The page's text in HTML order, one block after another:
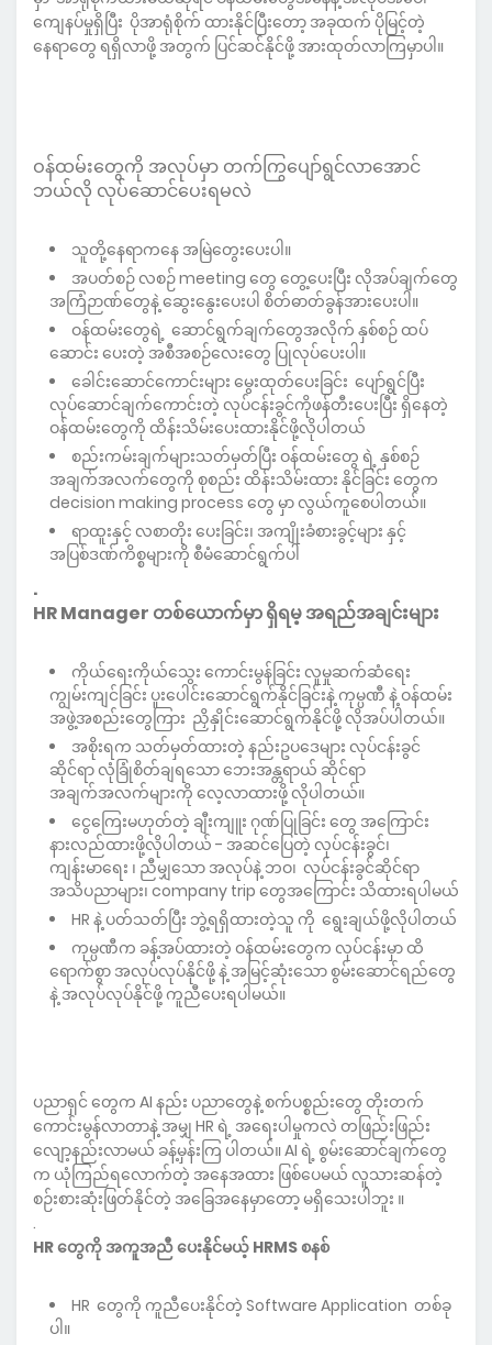
ကျေနပ်မှုရှိပြီး ပိုအာရုံစိုက် ထားနိုင်ပြီးတော့ အခုထက် ပိုမြင့်တဲ့
နေရာတွေ ရရှိလာဖို့ အတွက် ပြင်ဆင်နိုင်ဖို့ အားထုတ်လာကြမှာပါ။
ဝန်ထမ်းတွေကို အလုပ်မှာ တက်ကြွပျော်ရွင်လာအောင်
ဘယ်လို လုပ်ဆောင်ပေးရမလဲ
သူတို့နေရာကနေ အမြဲတွေးပေးပါ။
အပတ်စဉ် လစဉ် meeting တွေ တွေ့ပေးပြီး လိုအပ်ချက်တွေ
အကြံဉာဏ်တွေနဲ့ ဆွေးနွေးပေးပါ စိတ်ဓာတ်ခွန်အားပေးပါ။
ဝန်ထမ်းတွေရဲ့ ဆောင်ရွက်ချက်တွေအလိုက် နှစ်စဉ် ထပ်
ဆောင်း ပေးတဲ့ အစီအစဉ်လေးတွေ ပြုလုပ်ပေးပါ။
ခေါင်းဆောင်ကောင်းများ မွေးထုတ်ပေးခြင်း ပျော်ရွင်ပြီး
လုပ်ဆောင်ချက်ကောင်းတဲ့ လုပ်ငန်းခွင်ကိုဖန်တီးပေးပြီး ရှိနေတဲ့
ဝန်ထမ်းတွေကို ထိန်းသိမ်းပေးထားနိုင်ဖို့လိုပါတယ်
စည်းကမ်းချက်များသတ်မှတ်ပြီး ဝန်ထမ်းတွေ ရဲ့ နှစ်စဉ်
အချက်အလက်တွေကို စုစည်း ထိန်းသိမ်းထား နိုင်ခြင်း တွေက
decision making process တွေ မှာ လွယ်ကူစေပါတယ်။
ရာထူးနှင့် လစာတိုး ပေးခြင်း၊ အကျိုးခံစားခွင့်များ နှင့်
အပြစ်ဒဏ်ကိစ္စများကို စီမံဆောင်ရွက်ပါ
.
HR Manager တစ်ယောက်မှာ ရှိရမ့ အရည်အချင်းများ
ကိုယ်ရေးကိုယ်သွေး ကောင်းမွန်ခြင်း လူမှုဆက်ဆံရေး
ကျွမ်းကျင်ခြင်း ပူးပေါင်းဆောင်ရွက်နိုင်ခြင်းနဲ့ ကုမ္ပဏီ နဲ့ ဝန်ထမ်း
အဖွဲ့အစည်းတွေကြား ညှိနှိုင်းဆောင်ရွက်နိုင်ဖို့ လိုအပ်ပါတယ်။
အစိုးရက သတ်မှတ်ထားတဲ့ နည်းဥပ‌ဒေများ လုပ်ငန်းခွင်
ဆိုင်ရာ လုံခြုံစိတ်ချရသော ဘေးအန္တရာယ် ဆိုင်ရာ
အချက်အလက်များကို လေ့လာထားဖို့ လိုပါတယ်။
ငွေကြေးမဟုတ်တဲ့ ချီးကျူး ဂုဏ်ပြုခြင်း တွေ အကြောင်း
နားလည်ထားဖို့လိုပါတယ် - အဆင်ပြေတဲ့ လုပ်ငန်းခွင်၊
ကျန်းမာရေး ၊ ညီမျှသော အလုပ်နဲ့ ဘဝ၊ လုပ်ငန်းခွင်ဆိုင်ရာ
အသိပညာများ၊ company trip တွေအကြောင်း သိထားရပါမယ်
HR နဲ့ ပတ်သတ်ပြီး ဘွဲ့ရရှိထားတဲ့သူ ကို ရွေးချယ်ဖို့လိုပါတယ်
ကုမ္ပဏီက ခန့်အပ်ထားတဲ့ ဝန်ထမ်းတွေက လုပ်ငန်းမှာ ထိ
ရောက်စွာ အလုပ်လုပ်နိုင်ဖို့ နဲ့ အမြင့်ဆုံးသော စွမ်းဆောင်ရည်တွေ
နဲ့ အလုပ်လုပ်နိုင်ဖို့ ကူညီပေးရပါမယ်။
ပညာရှင် တွေက AI နည်း ပညာတွေနဲ့ စက်ပစ္စည်းတွေ တိုးတက်
ကောင်းမွန်လာတာနဲ့ အမျှ HR ရဲ့ အရေးပါမှုကလဲ တဖြည်းဖြည်း
လျော့နည်းလာမယ် ခန့်မှန်းကြ ပါတယ်။ AI ရဲ့ စွမ်းဆောင်ချက်တွေ
က ယုံကြည်ရလောက်တဲ့ အနေအထား ဖြစ်ပေမယ် လူသားဆန်တဲ့
စဉ်းစားဆုံးဖြတ်နိုင်တဲ့ အခြေအနေမှာတော့ မရှိသေးပါဘူး ။
.
HR တွေကို အကူအညီ ပေးနိုင်မယ့် HRMS စနစ်
HR တွေကို ကူညီပေးနိုင်တဲ့ ‌Software Application တစ်ခု
ပါ။